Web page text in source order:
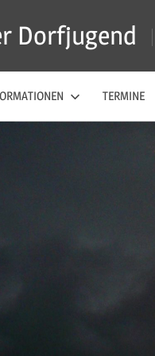
Dorfjugend
TERMINE